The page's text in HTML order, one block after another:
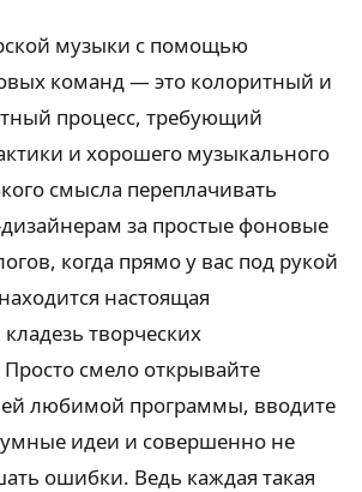
музыки с помощью
команд — это колоритный и
процесс, требующий
и хорошего музыкального
смысла переплачивать
за простые фоновые
когда прямо у вас под рукой
настоящая
творческих
смело открывайте
любимой программы, вводите
идеи и совершенно не
ошибки. Ведь каждая такая